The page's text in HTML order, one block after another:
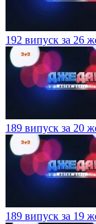
192 випуск за 26
189 випуск за 20
189 випуск за 19